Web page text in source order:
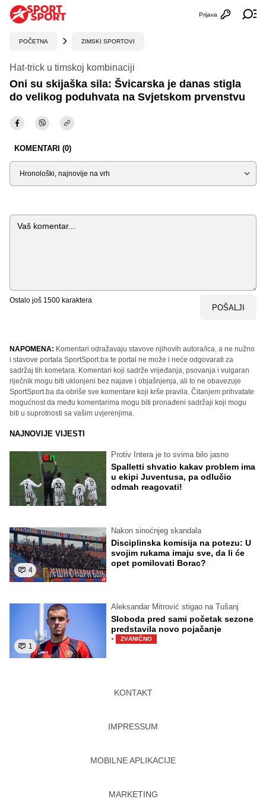
Otvori
Prijava
POČETNA ZIMSKI SPORTOVI
Hat-trick u timskoj kombinaciji
Oni su skijaška sila: Švicarska je danas stigla
do velikog poduhvata na Svjetskom prvenstvu
KOMENTARI (0)
Sortiraj
Komentar
Ostalo još 1500 karaktera
POŠALJI
NAPOMENA: Komentari odražavaju stavove njihovih autora/ica, a ne nužno
i stavove portala SportSport.ba te portal ne može i neće odgovarati za
sadržaj tih kometara. Komentari koji sadrže vrijeđanja, psovanja i vulgaran
riječnik mogu biti uklonjeni bez najave i objašnjenja, ali to ne obavezuje
SportSport.ba da obriše sve komentare koji krše pravila. Čitanjem prihvatate
mogućnost da među komentarima mogu biti pronađeni sadržaji koji mogu
biti u suprotnosti sa vašim uvjerenjima.
NAJNOVIJE VIJESTI
Protiv Intera je to svima bilo jasno
Spalletti shvatio kakav problem ima
u ekipi Juventusa, pa odlučio
odmah reagovati!
4
Nakon sinoćnjeg skandala
Disciplinska komisija na potezu: U
svojim rukama imaju sve, da li će
opet pomilovati Borac?
1
Aleksandar Mitrović stigao na Tušanj
Sloboda pred sami početak sezone
predstavila novo pojačanje
· ZVANIČNO
KONTAKT
IMPRESSUM
MOBILNE APLIKACIJE
MARKETING